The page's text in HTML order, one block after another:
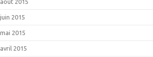
juin 2015
mai 2015
avril 2015